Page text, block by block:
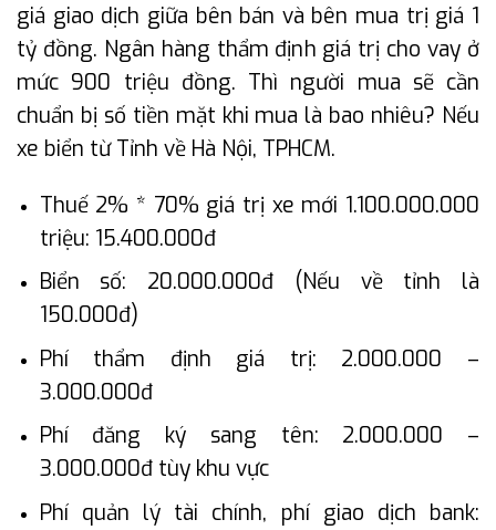
giá giao dịch giữa bên bán và bên mua trị giá 1
tỷ đồng. Ngân hàng thẩm định giá trị cho vay ở
mức 900 triệu đồng. Thì người mua sẽ cần
chuẩn bị số tiền mặt khi mua là bao nhiêu? Nếu
xe biển từ Tỉnh về Hà Nội, TPHCM.
Thuế 2% * 70% giá trị xe mới 1.100.000.000
triệu: 15.400.000đ
Biển số: 20.000.000đ (Nếu về tỉnh là
150.000đ)
Phí thẩm định giá trị: 2.000.000 –
3.000.000đ
Phí đăng ký sang tên: 2.000.000 –
3.000.000đ tùy khu vực
Phí quản lý tài chính, phí giao dịch bank: